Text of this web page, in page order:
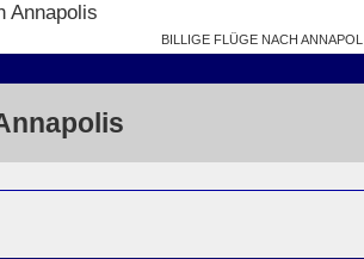
Annapolis
BILLIGE FLÜGE NACH